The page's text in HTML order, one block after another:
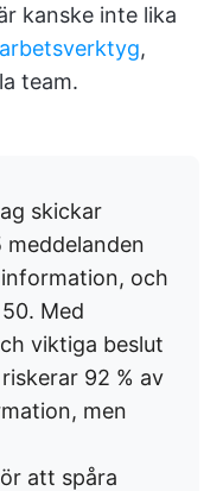
kanske inte lika
,
team.
skickar
och
Med
viktiga beslut
92 % av
men
att spåra